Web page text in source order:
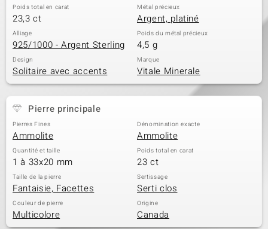
Poids total en carat
23,3 ct
Métal précieux
Argent, platiné
Alliage
925/1000 - Argent Sterling
Poids du métal précieux
4,5 g
Design
Solitaire avec accents
Marque
Vitale Minerale
Pierre principale
Pierres Fines
Ammolite
Dénomination exacte
Ammolite
Quantité et taille
1 à 33x20 mm
Poids total en carat
23 ct
Taille de la pierre
Fantaisie, Facettes
Sertissage
Serti clos
Couleur de pierre
Multicolore
Origine
Canada